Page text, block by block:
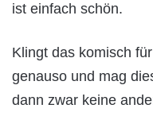
ist einfach schön.
Klingt das komisch
genauso und mag
dann zwar keine